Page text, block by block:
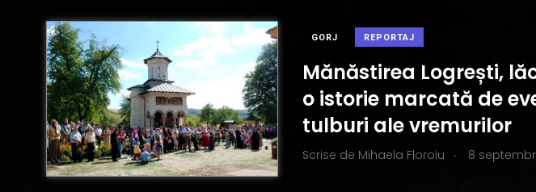
GORJ REPORTAJ
Mănăstirea Logrești,
o istorie marcată de
tulburi ale vremurilor
Scrise de Mihaela Floroiu . 8